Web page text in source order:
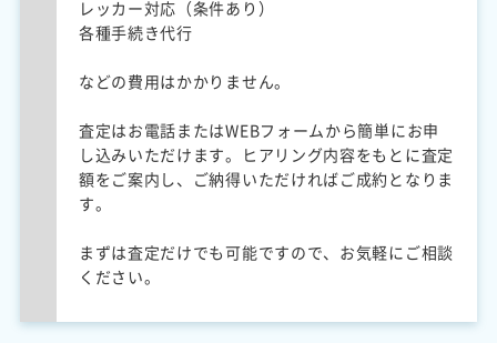
レッカー対応（条件あり）
各種手続き代行
などの費用はかかりません。
査定はお電話またはWEBフォームから簡単にお申
し込みいただけます。ヒアリング内容をもとに査定
額をご案内し、ご納得いただければご成約となりま
す。
まずは査定だけでも可能ですので、お気軽にご相談
ください。